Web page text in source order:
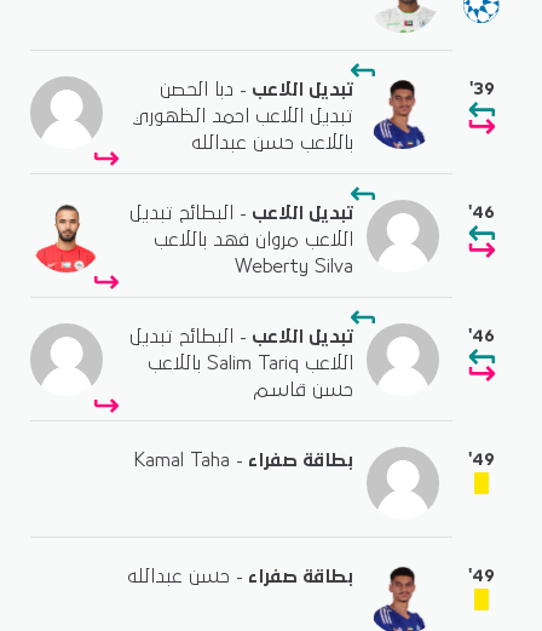
'39 تبديل اللاعب - دبا الحصن
تبديل اللاعب احمد الظهوري
باللاعب حسن عبدالله
'46 تبديل اللاعب - البطائح تبديل
اللاعب مروان فهد باللاعب
Weberty Silva
'46 تبديل اللاعب - البطائح تبديل
اللاعب Salim Tariq باللاعب
حسن قاسم
'49 بطاقة صفراء - Kamal Taha
'49 بطاقة صفراء - حسن عبدالله